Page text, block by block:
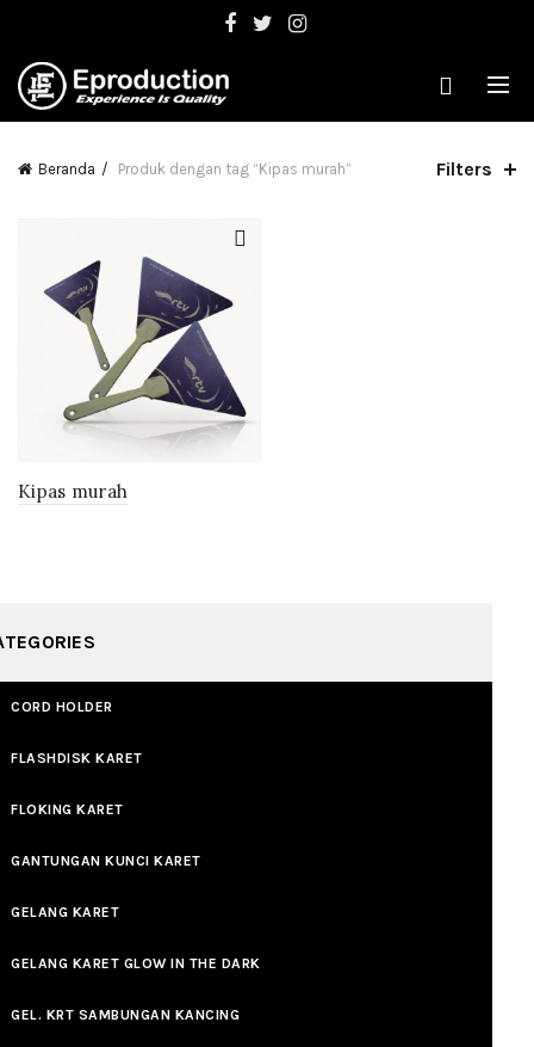
Beranda Produk dengan tag “Kipas murah” Filters
Kipas murah
CORD HOLDER
FLASHDISK KARET
FLOKING KARET
GANTUNGAN KUNCI KARET
GELANG KARET
GELANG KARET GLOW IN THE DARK
GEL. KRT SAMBUNGAN KANCING